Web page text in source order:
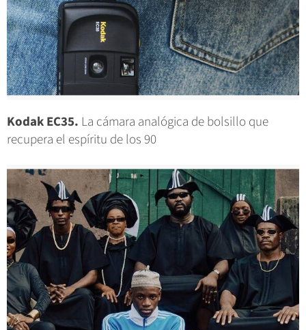
Kodak EC35. La cámara analógica de bolsillo que
recupera el espíritu de los 90